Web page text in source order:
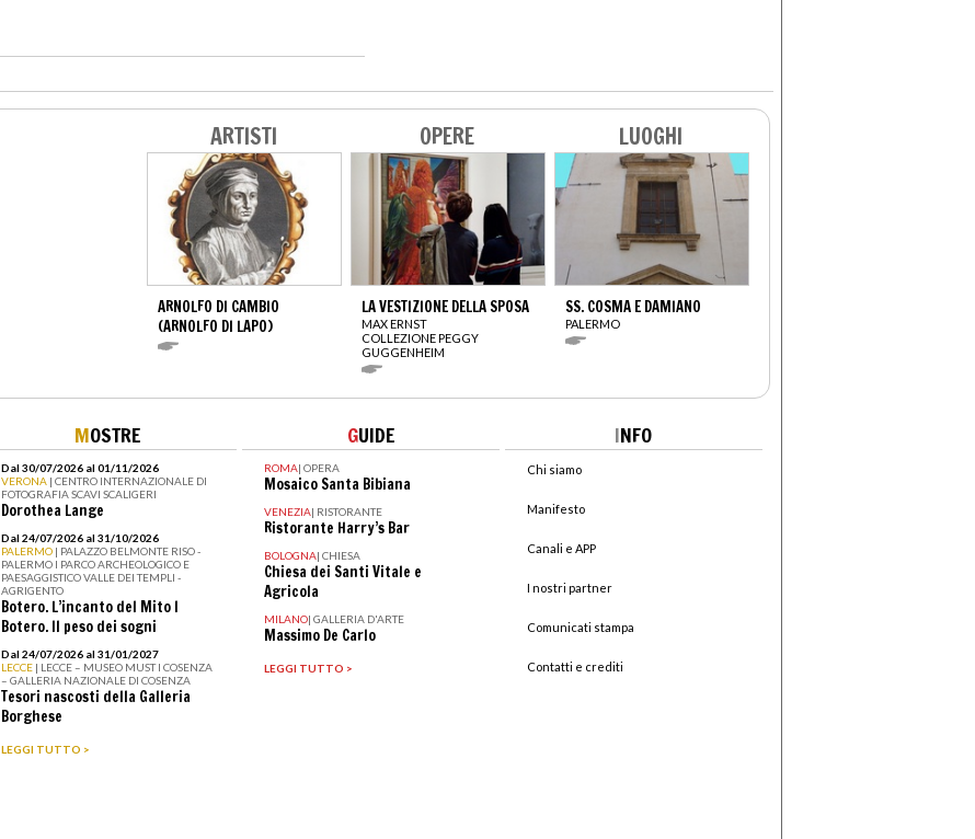
ARTISTI
ARNOLFO DI CAMBIO
(ARNOLFO DI LAPO)
OPERE
LA VESTIZIONE DELLA SPOSA
MAX ERNST
COLLEZIONE PEGGY
GUGGENHEIM
LUOGHI
SS. COSMA E DAMIANO
PALERMO
MOSTRE
Dal 30/07/2026 al 01/11/2026
VERONA | CENTRO INTERNAZIONALE DI
FOTOGRAFIA SCAVI SCALIGERI
Dorothea Lange
Dal 24/07/2026 al 31/10/2026
PALERMO | PALAZZO BELMONTE RISO -
PALERMO I PARCO ARCHEOLOGICO E
PAESAGGISTICO VALLE DEI TEMPLI -
AGRIGENTO
Botero. L’incanto del Mito I
Botero. Il peso dei sogni
Dal 24/07/2026 al 31/01/2027
LECCE | LECCE – MUSEO MUST I COSENZA
– GALLERIA NAZIONALE DI COSENZA
Tesori nascosti della Galleria
Borghese
LEGGI TUTTO >
GUIDE
ROMA| OPERA
Mosaico Santa Bibiana
VENEZIA| RISTORANTE
Ristorante Harry’s Bar
BOLOGNA| CHIESA
Chiesa dei Santi Vitale e
Agricola
MILANO| GALLERIA D'ARTE
Massimo De Carlo
LEGGI TUTTO >
INFO
Chi siamo
Manifesto
Canali e APP
I nostri partner
Comunicati stampa
Contatti e crediti